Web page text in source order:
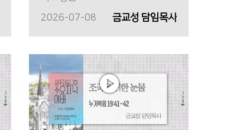
2026-07-08
금교성 담임목사